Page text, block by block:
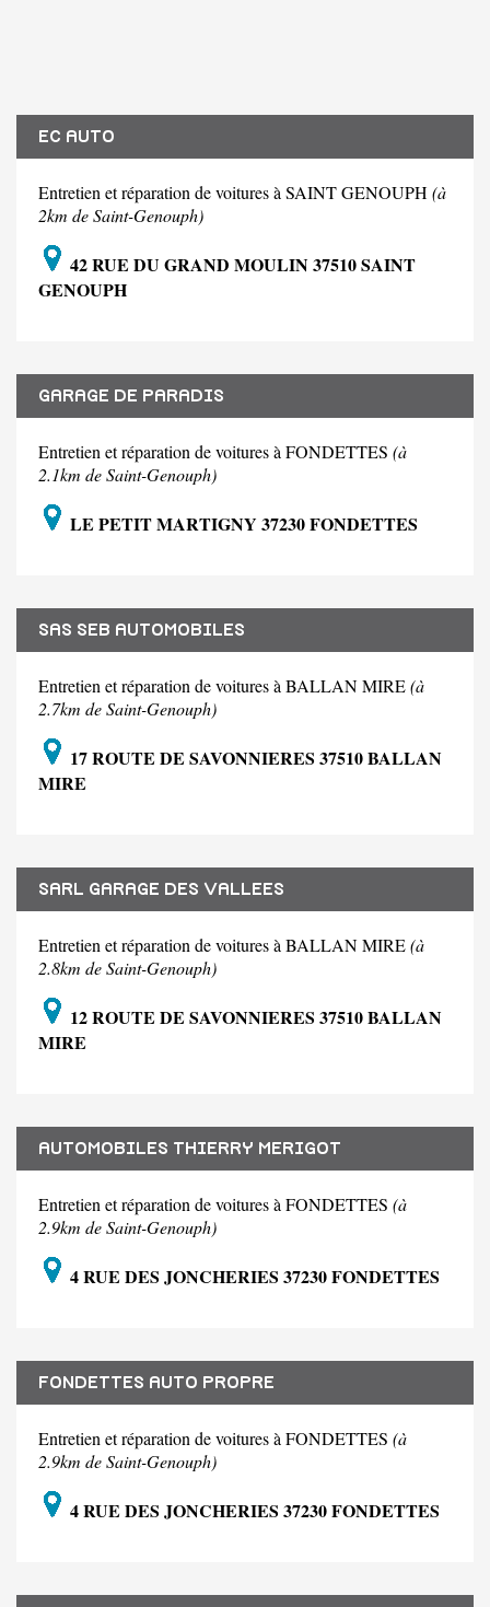
EC AUTO
Entretien et réparation de voitures à SAINT GENOUPH (à
2km de Saint-Genouph)
42 RUE DU GRAND MOULIN 37510 SAINT
GENOUPH
GARAGE DE PARADIS
Entretien et réparation de voitures à FONDETTES (à
2.1km de Saint-Genouph)
LE PETIT MARTIGNY 37230 FONDETTES
SAS SEB AUTOMOBILES
Entretien et réparation de voitures à BALLAN MIRE(à
2.7km de Saint-Genouph)
17 ROUTE DE SAVONNIERES 37510 BALLAN
MIRE
SARL GARAGE DES VALLEES
Entretien et réparation de voitures à BALLAN MIRE(à
2.8km de Saint-Genouph)
12 ROUTE DE SAVONNIERES 37510 BALLAN
MIRE
AUTOMOBILES THIERRY MERIGOT
Entretien et réparation de voitures à FONDETTES (à
2.9km de Saint-Genouph)
4 RUE DES JONCHERIES 37230 FONDETTES
FONDETTES AUTO PROPRE
Entretien et réparation de voitures à FONDETTES (à
2.9km de Saint-Genouph)
4 RUE DES JONCHERIES 37230 FONDETTES